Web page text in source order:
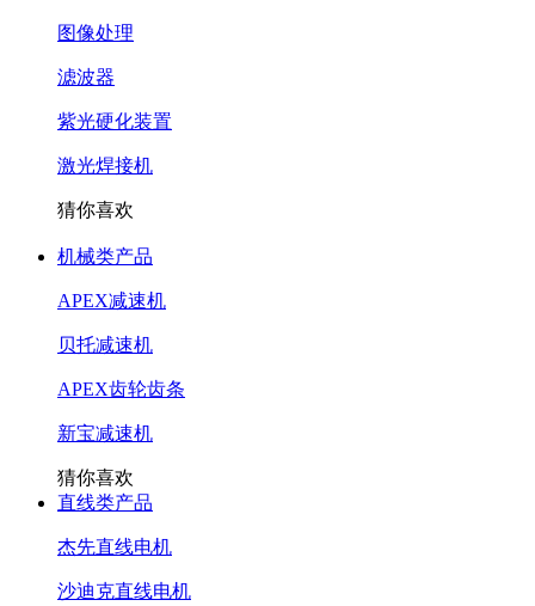
图像处理
滤波器
紫光硬化装置
激光焊接机
猜你喜欢
机械类产品
APEX减速机
贝托减速机
APEX齿轮齿条
新宝减速机
猜你喜欢
直线类产品
杰先直线电机
沙迪克直线电机